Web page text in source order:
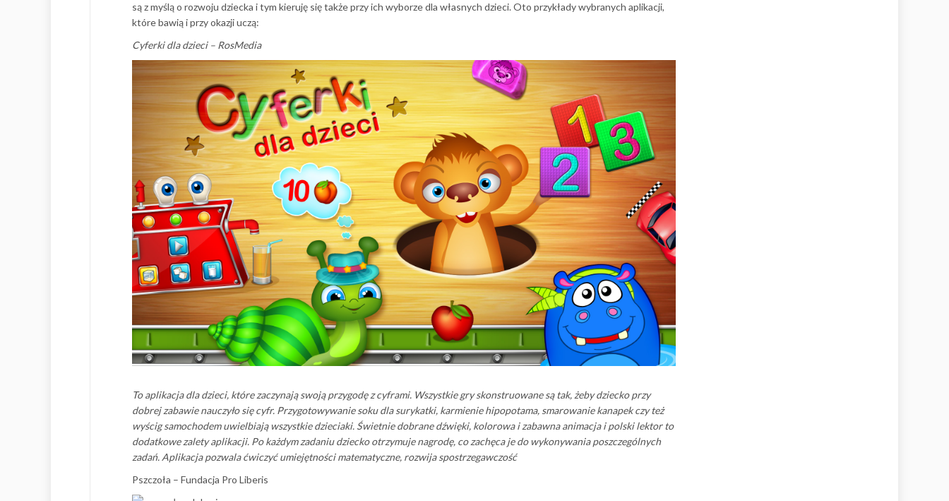
są z myślą o rozwoju dziecka i tym kieruję się także przy ich wyborze dla własnych dzieci. Oto przykłady wybranych aplikacji,
które bawią i przy okazji uczą:
Cyferki dla dzieci – RosMedia
To aplikacja dla dzieci, które zaczynają swoją przygodę z cyframi. Wszystkie gry skonstruowane są tak, żeby dziecko przy
dobrej zabawie nauczyło się cyfr. Przygotowywanie soku dla surykatki, karmienie hipopotama, smarowanie kanapek czy też
wyścig samochodem uwielbiają wszystkie dzieciaki. Świetnie dobrane dźwięki, kolorowa i zabawna animacja i polski lektor to
dodatkowe zalety aplikacji. Po każdym zadaniu dziecko otrzymuje nagrodę, co zachęca je do wykonywania poszczególnych
zadań. Aplikacja pozwala ćwiczyć umiejętności matematyczne, rozwija spostrzegawczość
Pszczoła – Fundacja Pro Liberis